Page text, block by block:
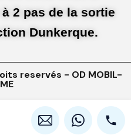
2 pas de la sortie
Dunkerque.
reservés - OD MOBIL-
générales d'utilisations
Politique de cookies